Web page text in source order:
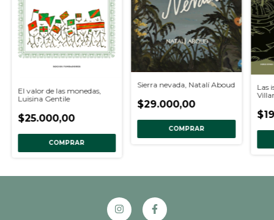
El valor de las monedas,
Luisina Gentile
$25.000,00
COMPRAR
Sierra nevada, Natalí Aboud
$29.000,00
COMPRAR
Las